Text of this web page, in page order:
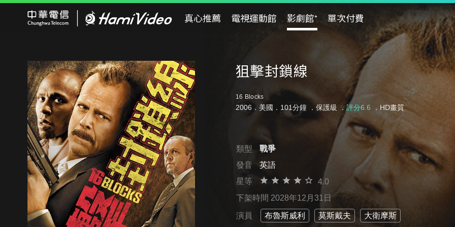
真心推薦 電視運動館 影劇館⁺ 單次付費
狙擊封鎖線
16 Blocks
2006．美國．101分鐘 ． 保護級 ．評分6.6 ．HD畫質
類型
戰爭
發音
英語
星等
4.0
下架時間 2028年12月31日
演員 布魯斯威利 莫斯戴夫 大衛摩斯